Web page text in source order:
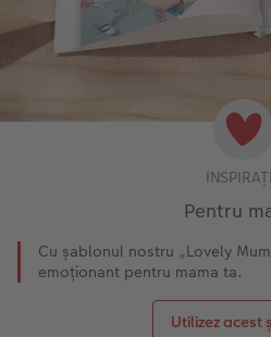
Pentru
Cu șablonul nostru „Lovely
emoționant pentru mama ta.
Utilizez acest